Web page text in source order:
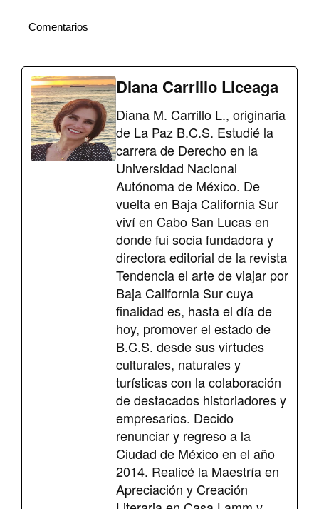
Comentarios
Diana Carrillo Liceaga
Diana M. Carrillo L., originaria
de La Paz B.C.S. Estudié la
carrera de Derecho en la
Universidad Nacional
Autónoma de México. De
vuelta en Baja California Sur
viví en Cabo San Lucas en
donde fui socia fundadora y
directora editorial de la revista
Tendencia el arte de viajar por
Baja California Sur cuya
finalidad es, hasta el día de
hoy, promover el estado de
B.C.S. desde sus virtudes
culturales, naturales y
turísticas con la colaboración
de destacados historiadores y
empresarios. Decido
renunciar y regreso a la
Ciudad de México en el año
2014. Realicé la Maestría en
Apreciación y Creación